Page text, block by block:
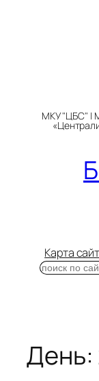
МКУ "ЦБС" |
Карта
Поиск
День: